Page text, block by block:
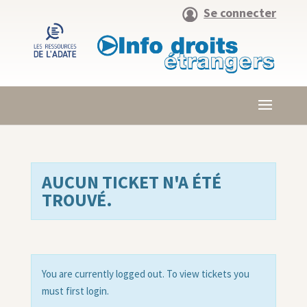
Se connecter
AUCUN TICKET N'A ÉTÉ
TROUVÉ.
You are currently logged out. To view tickets you
must first login.